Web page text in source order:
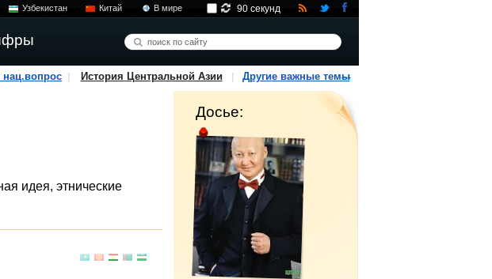
Узбекистан Китай В мире 90 секунд
История Центральной Азии Другие важные темы
идея, этнические
Досье: